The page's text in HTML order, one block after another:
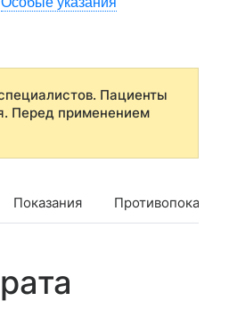
Пациенты
Перед применением
Показания Противопоказания